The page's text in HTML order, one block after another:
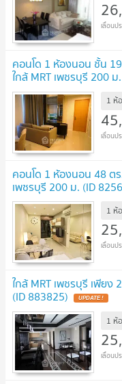
คอนโด 1 ห้องนอน ชั้น
ใกล้ MRT เพชรบุรี 200
1 ห้
คอนโด 1 ห้องนอน 48 ต
เพชรบุรี 200 ม. (ID
1 ห้
ใกล้ MRT เพชรบุรี เพีย
(ID 883825) UPDATE !
1 ห้